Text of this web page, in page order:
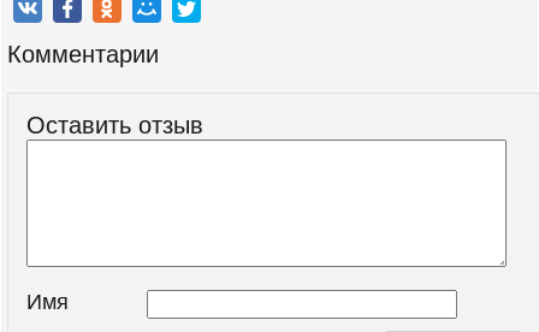
Комментарии
Оставить отзыв
Имя